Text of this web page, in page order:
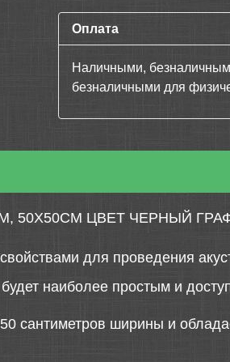
Оплата
Наличными,
безналичными для
50Х50СМ ЦВЕТ ЧЕРНЫЙ
для проведения
наиболее простым и
сантиметров ширины и